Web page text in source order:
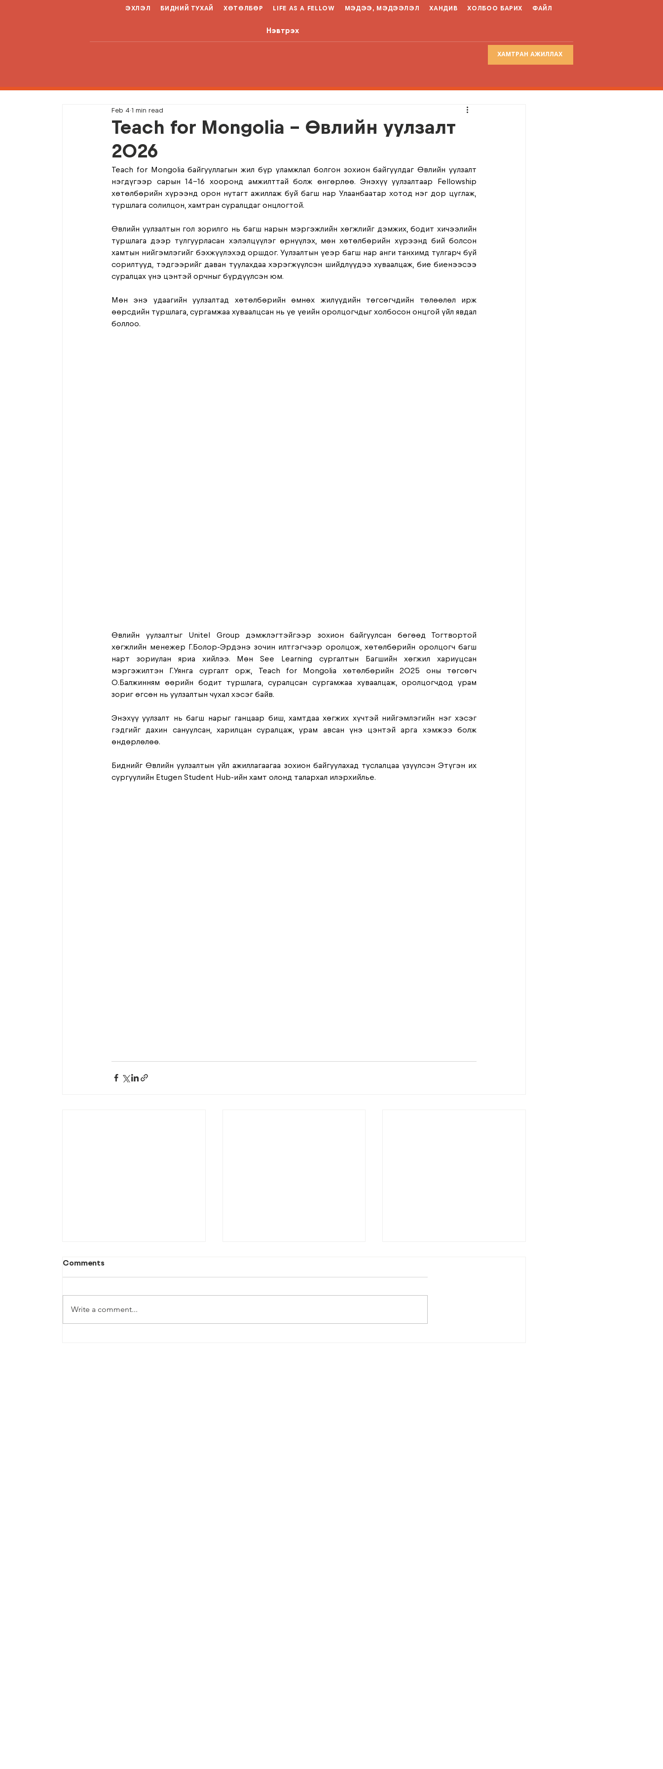
ЭХЛЭЛ БИДНИЙ ТУХАЙ ХӨТӨЛБӨР LIFE AS A FELLOW МЭДЭЭ, МЭДЭЭЛЭЛ ХАНДИВ ХОЛБОО БАРИХ ФАЙЛ
Нэвтрэх
ХАМТРАН АЖИЛЛАХ
Teach for Mongolia - Өвлийн уулзалт
2026
Feb 4 1 min read
Teach for Mongolia байгууллагын жил бүр уламжлал болгон зохион байгуулдаг Өвлийн уулзалт
нэгдүгээр сарын 14-16 хооронд амжилттай болж өнгөрлөө. Энэхүү уулзалтаар Fellowship
хөтөлбөрийн хүрээнд орон нутагт ажиллаж буй багш нар Улаанбаатар хотод нэг дор цуглаж,
туршлага солилцон, хамтран суралцдаг онцлогтой.
Өвлийн уулзалтын гол зорилго нь багш нарын мэргэжлийн хөгжлийг дэмжих, бодит хичээлийн
туршлага дээр тулгуурласан хэлэлцүүлэг өрнүүлэх, мөн хөтөлбөрийн хүрээнд бий болсон
хамтын нийгэмлэгийг бэхжүүлэхэд оршдог. Уулзалтын үеэр багш нар анги танхимд тулгарч буй
сорилтууд, тэдгээрийг даван туулахдаа хэрэгжүүлсэн шийдлүүдээ хуваалцаж, бие биенээсээ
суралцах үнэ цэнтэй орчныг бүрдүүлсэн юм.
Мөн энэ удаагийн уулзалтад хөтөлбөрийн өмнөх жилүүдийн төгсөгчдийн төлөөлөл ирж
өөрсдийн туршлага, сургамжаа хуваалцсан нь үе үеийн оролцогчдыг холбосон онцгой үйл явдал
боллоо.
Өвлийн уулзалтыг Unitel Group дэмжлэгтэйгээр зохион байгуулсан бөгөөд Тогтвортой
хөгжлийн менежер Г.Болор-Эрдэнэ зочин илтгэгчээр оролцож, хөтөлбөрийн оролцогч багш
нарт зориулан яриа хийлээ. Мөн See Learning сургалтын Багшийн хөгжил хариуцсан
мэргэжилтэн Г.Уянга сургалт орж, Teach for Mongolia хөтөлбөрийн 2025 оны төгсөгч
О.Балжинням өөрийн бодит туршлага, суралцсан сургамжаа хуваалцаж, оролцогчдод урам
зориг өгсөн нь уулзалтын чухал хэсэг байв.
Энэхүү уулзалт нь багш нарыг ганцаар биш, хамтдаа хөгжих хүчтэй нийгэмлэгийн нэг хэсэг
гэдгийг дахин сануулсан, харилцан суралцаж, урам авсан үнэ цэнтэй арга хэмжээ болж
өндөрлөлөө.
Биднийг Өвлийн уулзалтын үйл ажиллагаагаа зохион байгуулахад туслалцаа үзүүлсэн Этүгэн их
сургуулийн Etugen Student Hub-ийн хамт олонд талархал илэрхийлье.
Comments
Write a comment...